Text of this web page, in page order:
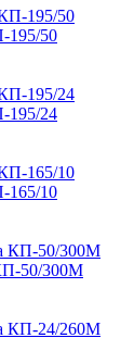
195/50
195/24
165/10
50/300М